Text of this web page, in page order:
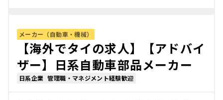
メーカー（自動車・機械）
【海外でタイの求人】【アドバイ
ザー】日系自動車部品メーカー
日系企業 管理職・マネジメント経験歓迎